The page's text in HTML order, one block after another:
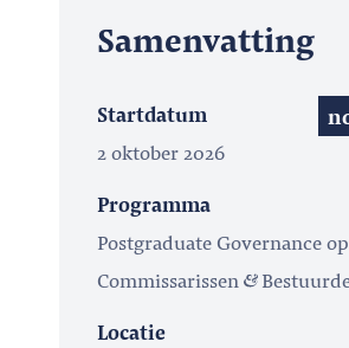
Samenvatting
Startdatum
2 oktober 2026
Programma
Postgraduate Governance
Commissarissen
Locatie